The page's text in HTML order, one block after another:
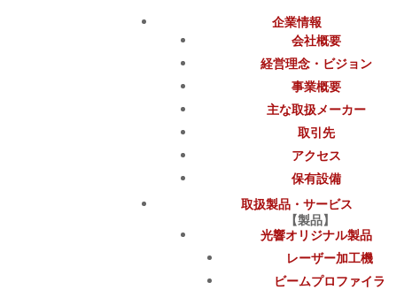
企業情報
会社概要
経営理念・ビジョン
事業概要
主な取扱メーカー
取引先
アクセス
保有設備
取扱製品・サービス
【製品】
光響オリジナル製品
レーザー加工機
ビームプロファイラ